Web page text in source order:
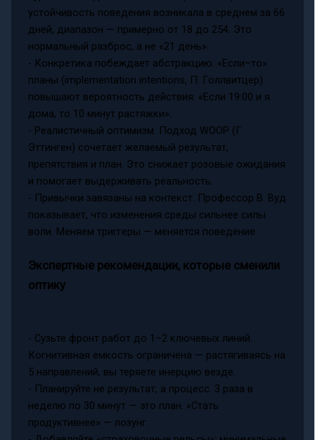
устойчивость поведения возникала в среднем за 66
дней, диапазон — примерно от 18 до 254. Это
нормальный разброс, а не «21 день».
- Конкретика побеждает абстракцию. «Если–то»
планы (implementation intentions, П. Голлвитцер)
повышают вероятность действия: «Если 19:00 и я
дома, то 10 минут растяжки».
- Реалистичный оптимизм. Подход WOOP (Г.
Эттинген) сочетает желаемый результат,
препятствия и план. Это снижает розовые ожидания
и помогает выдерживать реальность.
- Привычки завязаны на контекст. Профессор В. Вуд
показывает, что изменения среды сильнее силы
воли. Меняем триггеры — меняется поведение.
Экспертные рекомендации, которые сменили
оптику
- Сузьте фронт работ до 1–2 ключевых линий.
Когнитивная емкость ограничена — растягиваясь на
5 направлений, вы теряете инерцию везде.
- Планируйте не результат, а процесс. 3 раза в
неделю по 30 минут — это план. «Стать
продуктивнее» — лозунг.